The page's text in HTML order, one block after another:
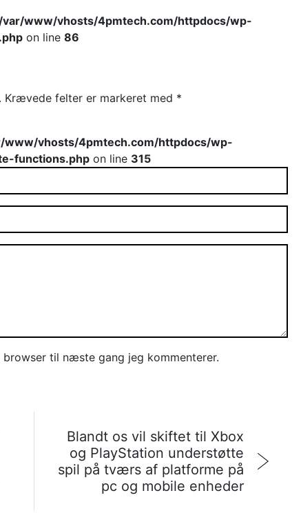
/var/www/vhosts/4pmtech.com/httpdocs/wp-
on line 86
Krævede felter er markeret med *
www/vhosts/4pmtech.com/httpdocs/wp-
functions.php on line 315
til næste gang jeg kommenterer.
Blandt os vil skiftet til Xbox
og PlayStation understøtte
spil på tværs af platforme på
pc og mobile enheder